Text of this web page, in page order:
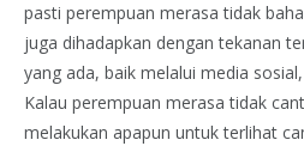
pasti perempuan merasa tidak
juga dihadapkan dengan tekanan
yang ada, baik melalui media
Kalau perempuan merasa tidak
melakukan apapun untuk terlihat